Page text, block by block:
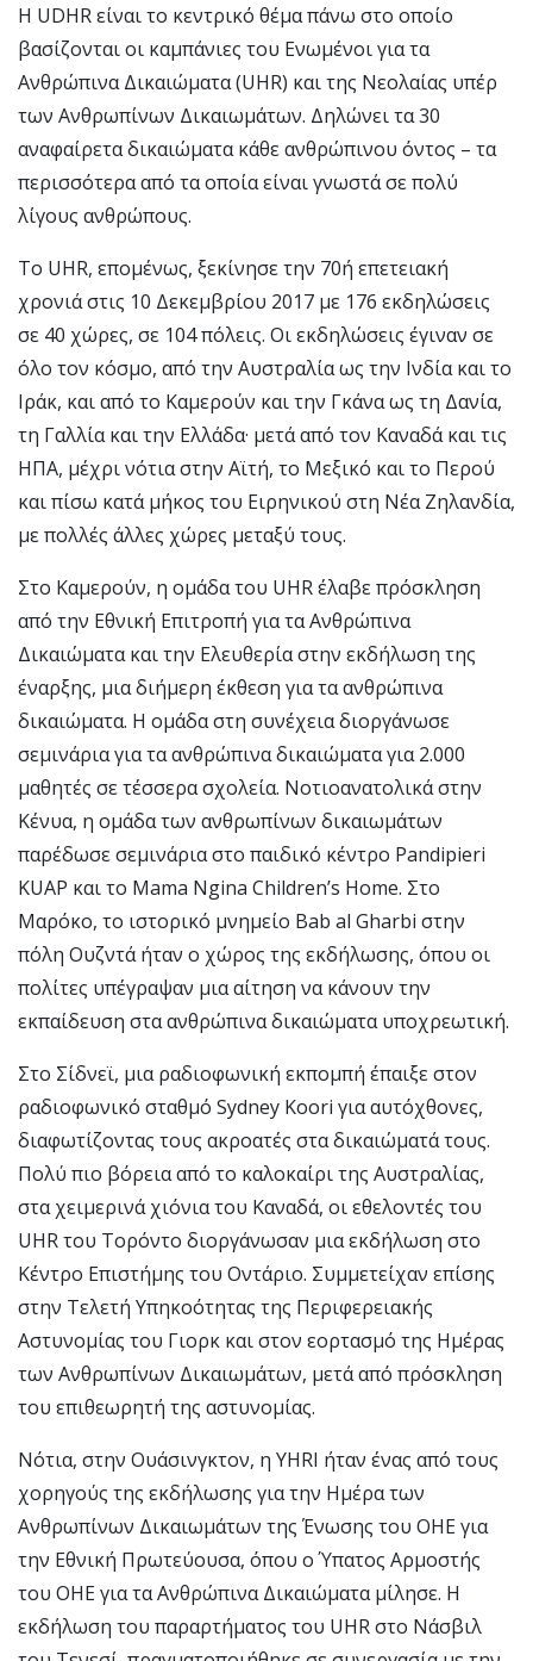
Η UDHR είναι το κεντρικό θέμα πάνω στο οποίο
βασίζονται οι καμπάνιες του Ενωμένοι για τα
Ανθρώπινα Δικαιώματα (UHR) και της Νεολαίας υπέρ
των Ανθρωπίνων Δικαιωμάτων. Δηλώνει τα 30
αναφαίρετα δικαιώματα κάθε ανθρώπινου όντος – τα
περισσότερα από τα οποία είναι γνωστά σε πολύ
λίγους ανθρώπους.
Το UHR, επομένως, ξεκίνησε την 70ή επετειακή
χρονιά στις 10 Δεκεμβρίου 2017 με 176 εκδηλώσεις
σε 40 χώρες, σε 104 πόλεις. Οι εκδηλώσεις έγιναν σε
όλο τον κόσμο, από την Αυστραλία ως την Ινδία και το
Ιράκ, και από το Καμερούν και την Γκάνα ως τη Δανία,
τη Γαλλία και την Ελλάδα· μετά από τον Καναδά και τις
ΗΠΑ, μέχρι νότια στην Αϊτή, το Μεξικό και το Περού
και πίσω κατά μήκος του Ειρηνικού στη Νέα Ζηλανδία,
με πολλές άλλες χώρες μεταξύ τους.
Στο Καμερούν, η ομάδα του UHR έλαβε πρόσκληση
από την Εθνική Επιτροπή για τα Ανθρώπινα
Δικαιώματα και την Ελευθερία στην εκδήλωση της
έναρξης, μια διήμερη έκθεση για τα ανθρώπινα
δικαιώματα. Η ομάδα στη συνέχεια διοργάνωσε
σεμινάρια για τα ανθρώπινα δικαιώματα για 2.000
μαθητές σε τέσσερα σχολεία. Νοτιοανατολικά στην
Κένυα, η ομάδα των ανθρωπίνων δικαιωμάτων
παρέδωσε σεμινάρια στο παιδικό κέντρο Pandipieri
KUAP και το Mama Ngina Children’s Home. Στο
Μαρόκο, το ιστορικό μνημείο Bab al Gharbi στην
πόλη Ουζντά ήταν ο χώρος της εκδήλωσης, όπου οι
πολίτες υπέγραψαν μια αίτηση να κάνουν την
εκπαίδευση στα ανθρώπινα δικαιώματα υποχρεωτική.
Στο Σίδνεϊ, μια ραδιοφωνική εκπομπή έπαιξε στον
ραδιοφωνικό σταθμό Sydney Koori για αυτόχθονες,
διαφωτίζοντας τους ακροατές στα δικαιώματά τους.
Πολύ πιο βόρεια από το καλοκαίρι της Αυστραλίας,
στα χειμερινά χιόνια του Καναδά, οι εθελοντές του
UHR του Τορόντο διοργάνωσαν μια εκδήλωση στο
Κέντρο Επιστήμης του Οντάριο. Συμμετείχαν επίσης
στην Τελετή Υπηκοότητας της Περιφερειακής
Αστυνομίας του Γιορκ και στον εορτασμό της Ημέρας
των Ανθρωπίνων Δικαιωμάτων, μετά από πρόσκληση
του επιθεωρητή της αστυνομίας.
Νότια, στην Ουάσινγκτον, η YHRI ήταν ένας από τους
χορηγούς της εκδήλωσης για την Ημέρα των
Ανθρωπίνων Δικαιωμάτων της Ένωσης του ΟΗΕ για
την Εθνική Πρωτεύουσα, όπου ο Ύπατος Αρμοστής
του ΟΗΕ για τα Ανθρώπινα Δικαιώματα μίλησε. Η
εκδήλωση του παραρτήματος του UHR στο Νάσβιλ